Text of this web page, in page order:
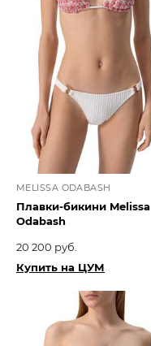
MELISSA ODABASH
Плавки-бикини Melissa
Odabash
20 200 руб.
Купить на ЦУМ